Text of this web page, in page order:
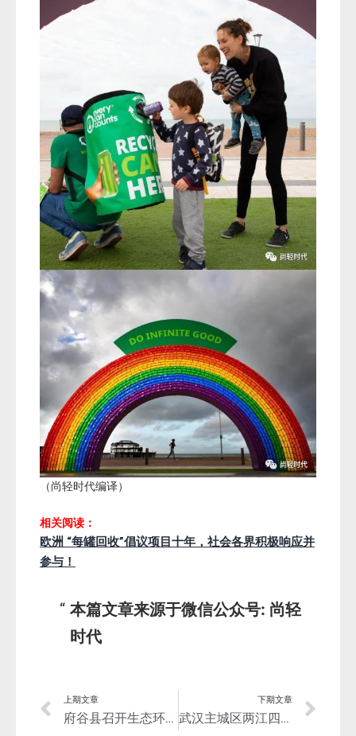
（尚轻时代编译）
相关阅读：
欧洲 “每罐回收”倡议项目十年，社会各界积极响应并
参与！
本篇文章来源于微信公众号: 尚轻
时代
上期文章
府谷县召开生态环境保护大会
下期文章
武汉主城区两江四岸全面安装铝合金防洪墙—严阵以待，保卫英雄的城市！